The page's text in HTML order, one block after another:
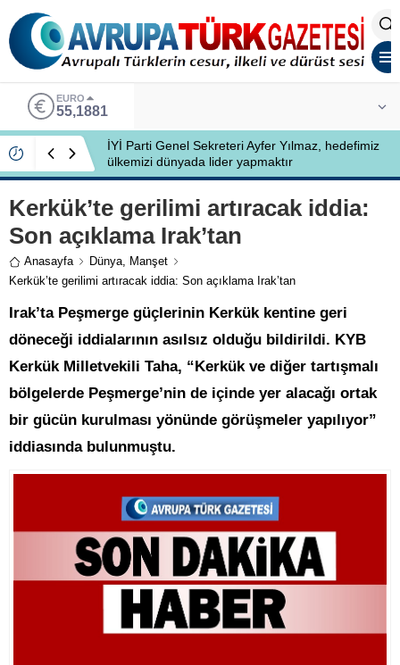
EURO
55,1881
İYİ Parti Genel Sekreteri Ayfer Yılmaz, hedefimiz
ülkemizi dünyada lider yapmaktır
Kerkük’te gerilimi artıracak iddia:
Son açıklama Irak’tan
Anasayfa Dünya, Manşet
Kerkük’te gerilimi artıracak iddia: Son açıklama Irak’tan
Irak’ta Peşmerge güçlerinin Kerkük kentine geri
döneceği iddialarının asılsız olduğu bildirildi. KYB
Kerkük Milletvekili Taha, “Kerkük ve diğer tartışmalı
bölgelerde Peşmerge’nin de içinde yer alacağı ortak
bir gücün kurulması yönünde görüşmeler yapılıyor”
iddiasında bulunmuştu.